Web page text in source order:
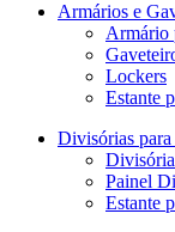
Armários e
Armário
Lockers
Estante
Divisórias
Painel
Estante